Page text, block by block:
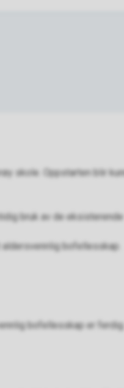
skole. Oppstarten blir
bruk av de eksisterende
bofellesskap.
bofellesskap er